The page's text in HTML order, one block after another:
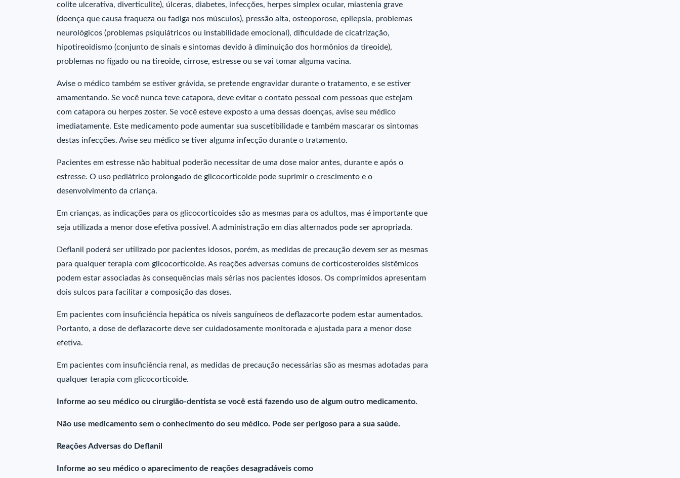
colite ulcerativa, diverticulite), úlceras, diabetes, infecções, herpes simplex ocular, miastenia grave
(doença que causa fraqueza ou fadiga nos músculos), pressão alta, osteoporose, epilepsia, problemas
neurológicos (problemas psiquiátricos ou instabilidade emocional), dificuldade de cicatrização,
hipotireoidismo (conjunto de sinais e sintomas devido à diminuição dos hormônios da tireoide),
problemas no fígado ou na tireoide, cirrose, estresse ou se vai tomar alguma vacina.
Avise o médico também se estiver grávida, se pretende engravidar durante o tratamento, e se estiver
amamentando. Se você nunca teve catapora, deve evitar o contato pessoal com pessoas que estejam
com catapora ou herpes zoster. Se você esteve exposto a uma dessas doenças, avise seu médico
imediatamente. Este medicamento pode aumentar sua suscetibilidade e também mascarar os sintomas
destas infecções. Avise seu médico se tiver alguma infecção durante o tratamento.
Pacientes em estresse não habitual poderão necessitar de uma dose maior antes, durante e após o
estresse. O uso pediátrico prolongado de glicocorticoide pode suprimir o crescimento e o
desenvolvimento da criança.
Em crianças, as indicações para os glicocorticoides são as mesmas para os adultos, mas é importante que
seja utilizada a menor dose efetiva possível. A administração em dias alternados pode ser apropriada.
Deflanil poderá ser utilizado por pacientes idosos, porém, as medidas de precaução devem ser as mesmas
para qualquer terapia com glicocorticoide. As reações adversas comuns de corticosteroides sistêmicos
podem estar associadas às consequências mais sérias nos pacientes idosos. Os comprimidos apresentam
dois sulcos para facilitar a composição das doses.
Em pacientes com insuficiência hepática os níveis sanguíneos de deflazacorte podem estar aumentados.
Portanto, a dose de deflazacorte deve ser cuidadosamente monitorada e ajustada para a menor dose
efetiva.
Em pacientes com insuficiência renal, as medidas de precaução necessárias são as mesmas adotadas para
qualquer terapia com glicocorticoide.
Informe ao seu médico ou cirurgião-dentista se você está fazendo uso de algum outro medicamento.
Não use medicamento sem o conhecimento do seu médico. Pode ser perigoso para a sua saúde.
Reações Adversas do Deflanil
Informe ao seu médico o aparecimento de reações desagradáveis como